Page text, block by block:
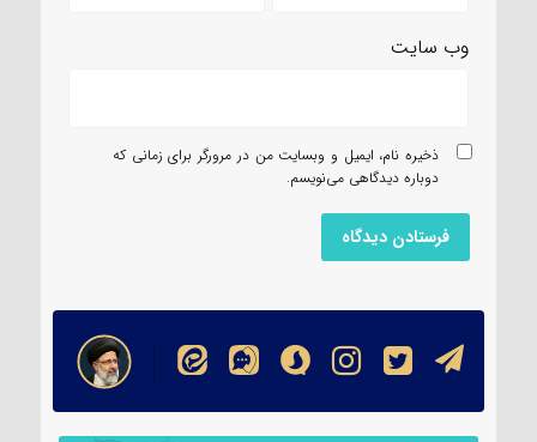
وب‌ سایت
ذخیره نام، ایمیل و وبسایت من در مرورگر برای زمانی که
دوباره دیدگاهی می‌نویسم.